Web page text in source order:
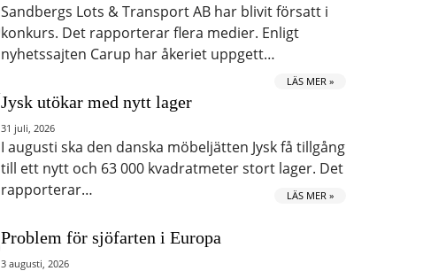
Sandbergs Lots & Transport AB har blivit försatt i
konkurs. Det rapporterar flera medier. Enligt
nyhetssajten Carup har åkeriet uppgett…
LÄS MER »
Jysk utökar med nytt lager
31 juli, 2026
I augusti ska den danska möbeljätten Jysk få tillgång
till ett nytt och 63 000 kvadratmeter stort lager. Det
rapporterar…
LÄS MER »
Problem för sjöfarten i Europa
3 augusti, 2026